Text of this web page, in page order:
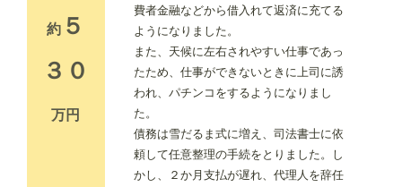
約 ５
３０
万円
費者金融などから借入れて返済に充てる
ようになりました。
また、天候に左右されやすい仕事であっ
たため、仕事ができないときに上司に誘
われ、パチンコをするようになりまし
た。
債務は雪だるま式に増え、司法書士に依
頼して任意整理の手続をとりました。し
かし、２か月支払が遅れ、代理人を辞任